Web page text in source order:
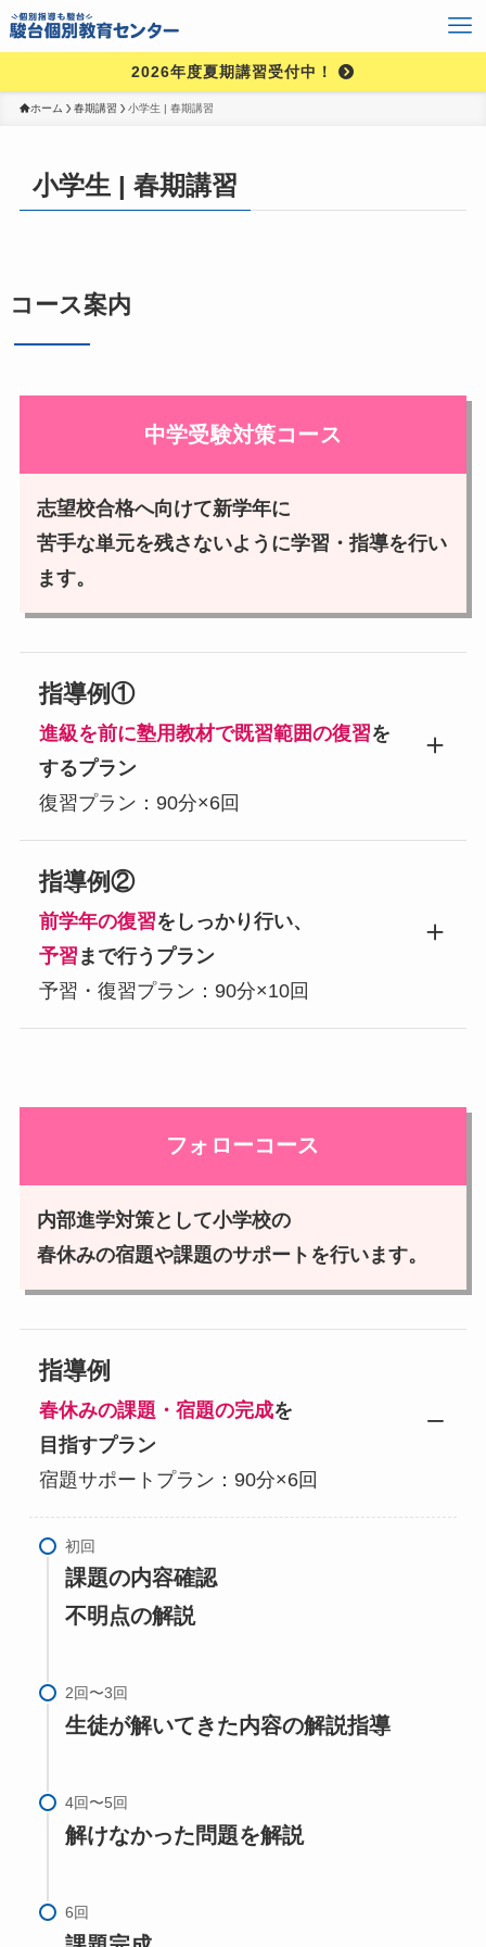
2026年度夏期講習受付中！
ホーム 春期講習 小学生 | 春期講習
小学生 | 春期講習
コース案内
中学受験対策コース
志望校合格へ向けて新学年に
苦手な単元を残さないように学習・指導を行い
ます。
指導例①
進級を前に塾用教材で既習範囲の復習を
するプラン
復習プラン：90分×6回
指導例②
前学年の復習をしっかり行い、
予習 まで行うプラン
予習・復習プラン：90分×10回
フォローコース
内部進学対策として小学校の
春休みの宿題や課題のサポートを行います。
指導例
春休みの課題・宿題の完成を
目指すプラン
宿題サポートプラン：90分×6回
課題の内容確認
不明点の解説
生徒が解いてきた内容の解説指導
解けなかった問題を解説